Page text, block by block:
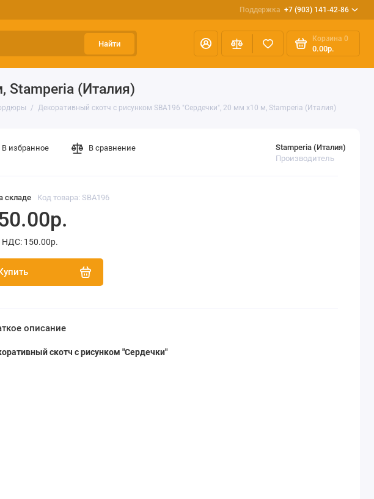
Поддержка +7 (903) 141-42-86
Найти
Корзина 0
0.00р.
Stamperia (Италия)
Декоративный скотч с рисунком SBA196 "Сердечки", 20 мм х10 м, Stamperia (Италия)
складе Код товара: SBA196
Stamperia (Италия)
Производитель
НДС: 150.00р.
В избранное В сравнение
описание
скотч с рисунком "Сердечки"